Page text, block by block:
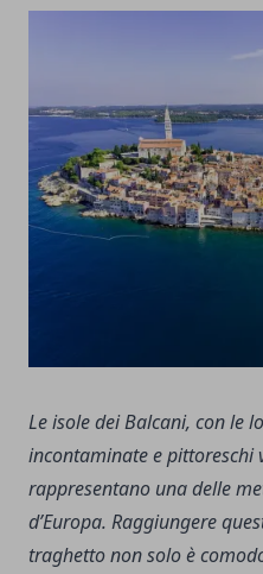
Le isole dei Balcani, con le
incontaminate e pittoreschi
rappresentano una delle
d’Europa. Raggiungere
traghetto non solo è